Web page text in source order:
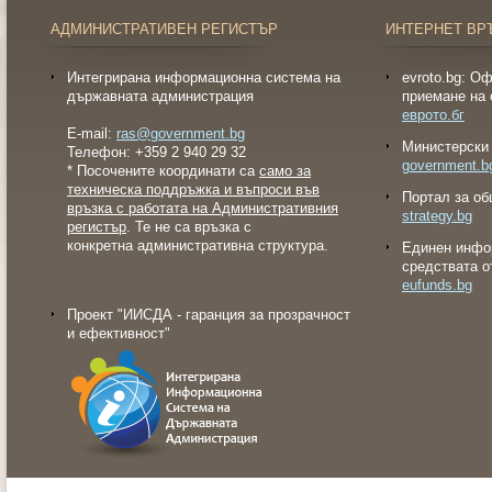
АДМИНИСТРАТИВЕН РЕГИСТЪР
Интегрирана информационна система на
държавната администрация
E-mail: ras@government.bg
Телефон: +359 2 940 29 32
* Посочените координати са само за
техническа поддръжка и въпроси във
връзка с работата на Административния
регистър. Те не са връзка с
конкретна административна структура.
Проект "ИИСДА - гаранция за прозрачност
и ефективност"
ИНТЕРНЕТ
evroto.bg:
приемане на
еврото.бг
Портал за
strategy.bg
Eдинен
средствата
eufunds.bg